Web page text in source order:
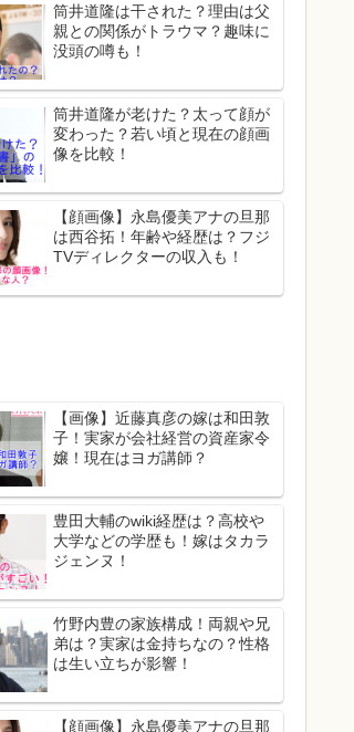
筒井道隆は干された？理由は父
親との関係がトラウマ？趣味に
没頭の噂も！
筒井道隆が老けた？太って顔が
変わった？若い頃と現在の顔画
像を比較！
【顔画像】永島優美アナの旦那
は西谷拓！年齢や経歴は？フジ
TVディレクターの収入も！
【画像】近藤真彦の嫁は和田敦
子！実家が会社経営の資産家令
嬢！現在はヨガ講師？
豊田大輔のwiki経歴は？高校や
大学などの学歴も！嫁はタカラ
ジェンヌ！
竹野内豊の家族構成！両親や兄
弟は？実家は金持ちなの？性格
は生い立ちが影響！
【顔画像】永島優美アナの旦那